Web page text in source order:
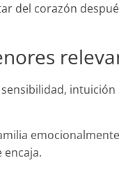
del corazón
sensibilidad,
encaja.